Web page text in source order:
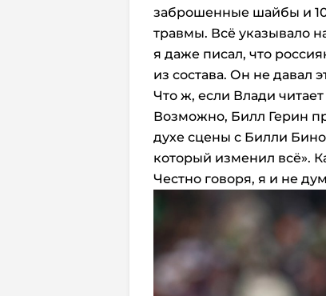
заброшенные шайбы и 10
травмы. Всё указывало
я даже писал, что
из состава. Он не давал
Что ж, если Влади
Возможно, Билл Герин
духе сцены с Билли
который изменил всё».
Честно говоря, я и не